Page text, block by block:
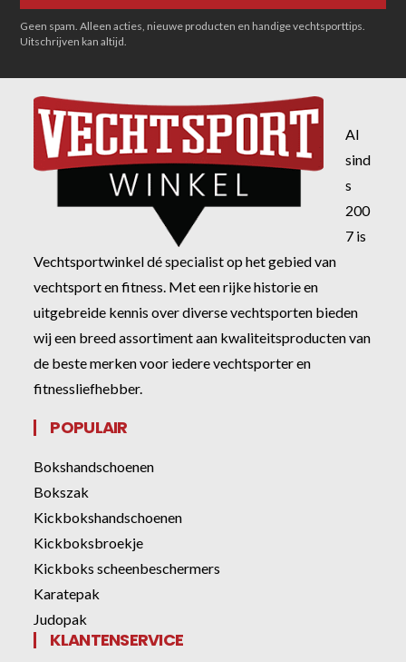
Geen spam. Alleen acties, nieuwe producten en handige vechtsporttips.
Uitschrijven kan altijd.
Al
sind
s
200
7 is
Vechtsportwinkel dé specialist op het gebied van
vechtsport en fitness. Met een rijke historie en
uitgebreide kennis over diverse vechtsporten bieden
wij een breed assortiment aan kwaliteitsproducten van
de beste merken voor iedere vechtsporter en
fitnessliefhebber.
POPULAIR
Bokshandschoenen
Bokszak
Kickbokshandschoenen
Kickboksbroekje
Kickboks scheenbeschermers
Karatepak
Judopak
KLANTENSERVICE